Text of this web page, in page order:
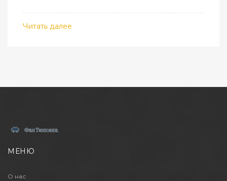
от этого, а также полезные советы и мифы,
связанные с данным способом. Эта
Читать далее
МЕНЮ
О нас